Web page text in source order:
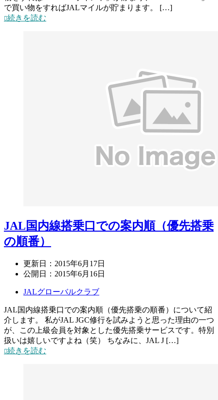
で買い物をすればJALマイルが貯まります。 […]
続きを読む
JAL国内線搭乗口での案内順（優先搭乗
の順番）
更新日： 2015年6月17日
公開日： 2015年6月16日
JALグローバルクラブ
JAL国内線搭乗口での案内順（優先搭乗の順番）について紹
介します。 私がJAL JGC修行を試みようと思った理由の一つ
が、この上級会員を対象とした優先搭乗サービスです。特別
扱いは嬉しいですよね（笑） ちなみに、JAL J […]
続きを読む